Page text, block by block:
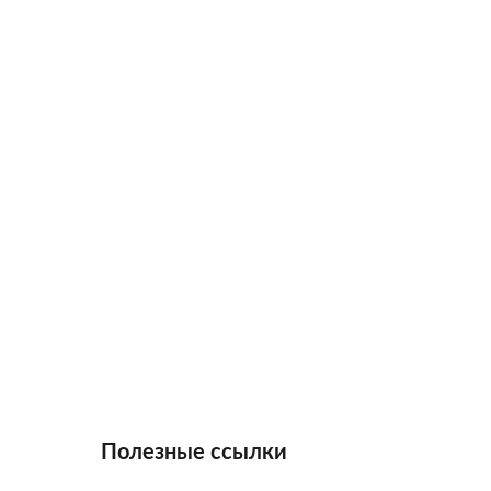
Полезные ссылки